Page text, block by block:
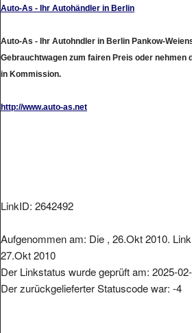
Auto-As - Ihr Autohändler in Berlin
Auto-As - Ihr Autohndler in Berlin Pankow-
Gebrauchtwagen zum fairen Preis oder nehmen
in Kommission.
http://www.auto-as.net
LinkID: 2642492
Aufgenommen am: Die , 26.Okt 2010.
27.Okt 2010
Der Linkstatus wurde geprüft am: 2025-
Der zurückgelieferter Statuscode war: -4